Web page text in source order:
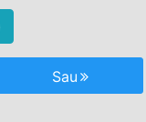
Sau